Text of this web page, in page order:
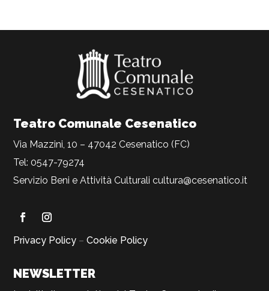
Teatro Comunale Cesenatico
Via Mazzini, 10 – 47042 Cesenatico (FC)
Tel: 0547-79274
Servizio Beni e Attività Culturalicultura@cesenatico.it
Privacy Policy –Cookie Policy
NEWSLETTER